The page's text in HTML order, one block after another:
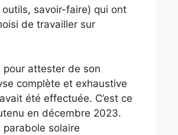
savoir-faire) qui ont
de travailler sur
pour attester de son
complète et exhaustive
été effectuée. C’est ce
en décembre 2023.
parabole solaire